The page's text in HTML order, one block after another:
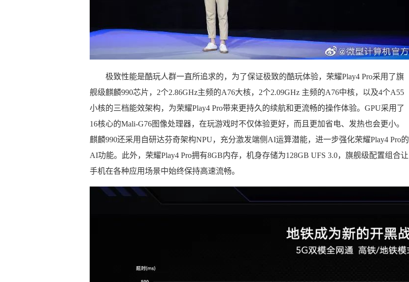
极致性能是酷玩人群一直所追求的，为了保证极致的酷玩体验，荣耀Play4 Pro采用了旗
舰级麒麟990芯片，2个2.86GHz主频的A76大核，2个2.09GHz 主频的A76中核，以及4个A55
小核的三档能效架构，为荣耀Play4 Pro带来更持久的续航和更流畅的操作体验。GPU采用了
16核心的Mali-G76图像处理器，在玩游戏时不仅体验更好，而且更加省电、发热也会更小。
麒麟990还采用自研达芬奇架构NPU，充分激发端侧AI运算潜能，进一步强化荣耀Play4 Pro的
AI功能。此外，荣耀Play4 Pro拥有8GB内存，机身存储为128GB UFS 3.0，旗舰级配置组合让
手机在各种应用场景中始终保持高速流畅。